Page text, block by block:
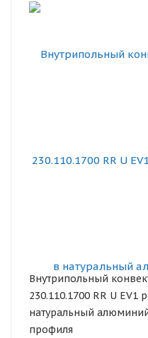
Внутрипольный
230.110.1700 RR U
натуральный
профиля